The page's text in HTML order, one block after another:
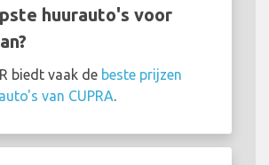
huurauto's voor
biedt vaak de beste prijzen
van CUPRA